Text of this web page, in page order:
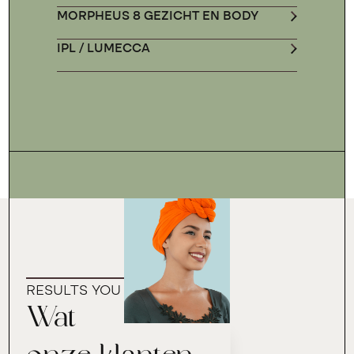
MORPHEUS 8 GEZICHT EN BODY
IPL / LUMECCA
RESULTS YOU CAN TRUST
Wat